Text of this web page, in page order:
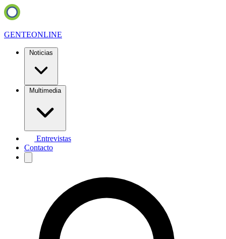
GENTEONLINE
Noticias
Multimedia
Entrevistas
Contacto